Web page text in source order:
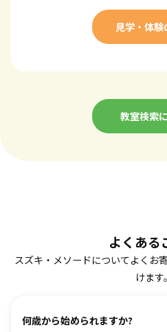
見学・体験
教室検索
よくある
スズキ・メソードについてよくお
けます。
何歳から始められますか?